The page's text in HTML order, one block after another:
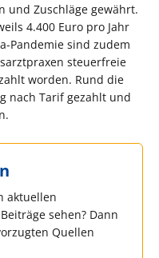
und Zuschläge gewährt.
4.400 Euro pro Jahr
Pandemie sind zudem
steuerfreie
worden. Rund die
nach Tarif gezahlt und
aktuellen
sehen? Dann
Quellen